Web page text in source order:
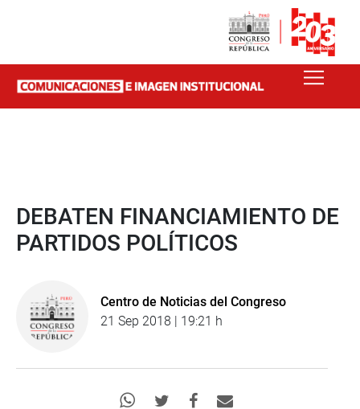
DEBATEN FINANCIAMIENTO DE
PARTIDOS POLÍTICOS
Centro de Noticias del Congreso
21 Sep 2018 | 19:21 h